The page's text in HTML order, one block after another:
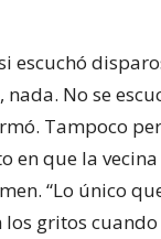
escuchó
nada. No se
Tampoco
en que la
“Lo único
gritos cuando